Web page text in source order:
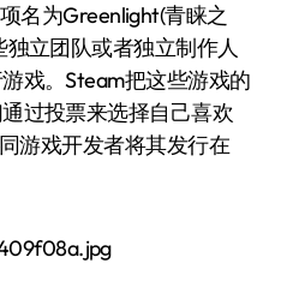
名为Greenlight(青睐之
立团队或者独立制作人
戏。Steam把这些游戏的
过投票来选择自己喜欢
游戏开发者将其发行在